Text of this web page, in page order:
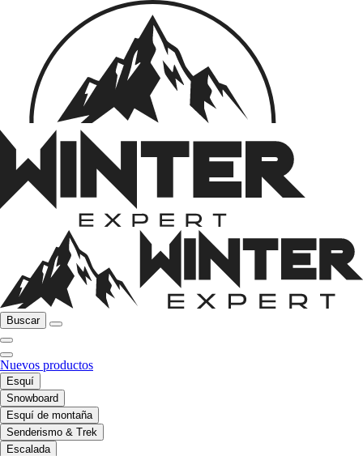
Buscar
Nuevos productos
Esquí
Snowboard
Esquí de montaña
Senderismo & Trek
Escalada